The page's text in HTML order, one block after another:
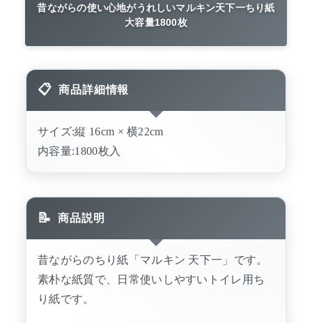
昔ながらの使い心地がうれしいマルキン天下一ちり紙
大容量1800枚
商品詳細情報
サイズ:縦 16cm × 横22cm
内容量:1800枚入
商品説明
昔ながらのちり紙「マルキン 天下一」です。
素朴な紙質で、日常使いしやすいトイレ用ち
り紙です。